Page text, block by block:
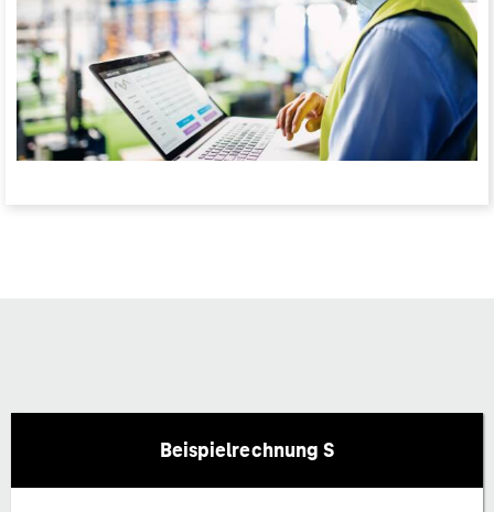
Beispielrechnung S